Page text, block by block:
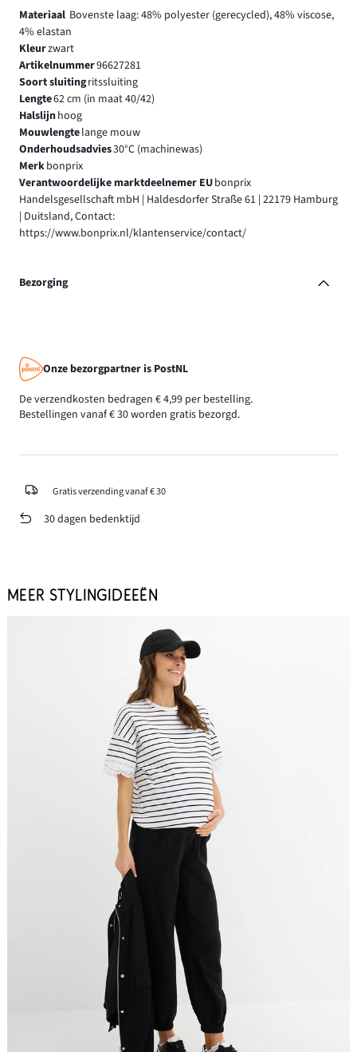
Materiaal Bovenste laag: 48% polyester (gerecycled), 48% viscose,
4% elastan
Kleurzwart
Artikelnummer96627281
Soort sluitingritssluiting
Lengte62 cm (in maat 40/42)
Halslijnhoog
Mouwlengtelange mouw
Onderhoudsadvies30°C (machinewas)
Merkbonprix
Verantwoordelijke marktdeelnemer EUbonprix
Handelsgesellschaft mbH | Haldesdorfer Straße 61 | 22179 Hamburg
| Duitsland, Contact:
https://www.bonprix.nl/klantenservice/contact/
Bezorging
Onze bezorgpartner is PostNL
De verzendkosten bedragen € 4,99 per bestelling.
Bestellingen vanaf € 30 worden gratis bezorgd.
Gratis verzending vanaf € 30
30 dagen bedenktijd
MEER STYLINGIDEEËN